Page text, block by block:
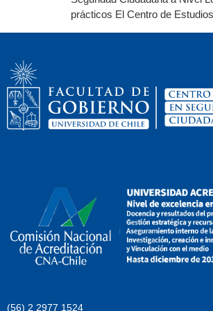
prácticos El Centro de
(56) 2 2977 1524